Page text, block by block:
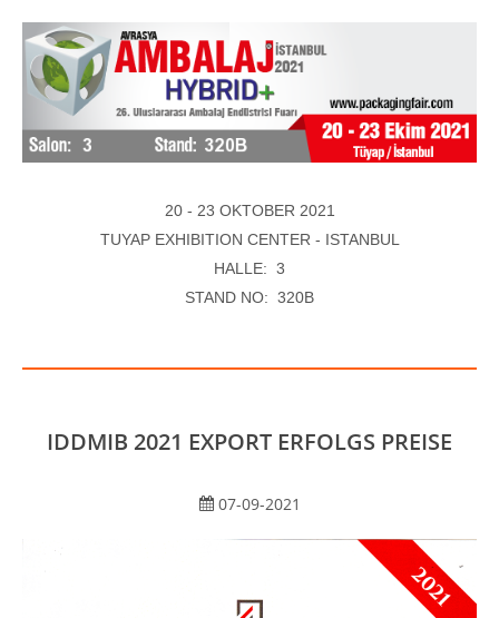
20 - 23 OKTOBER 2021
TUYAP EXHIBITION CENTER - ISTANBUL
HALLE: 3
STAND NO: 320B
IDDMIB 2021 EXPORT ERFOLGS PREISE
07-09-2021